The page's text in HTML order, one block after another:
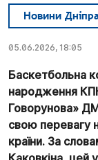
Новини Дніпра
05.06.2026, 18:05
Баскетбольна
народження
Говорунова»
свою перевагу
країни. За